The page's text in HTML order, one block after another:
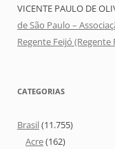
VICENTE PAULO DE
de São Paulo –
Regente Feijó (Regente
CATEGORIAS
Brasil(11.755)
Acre(162)